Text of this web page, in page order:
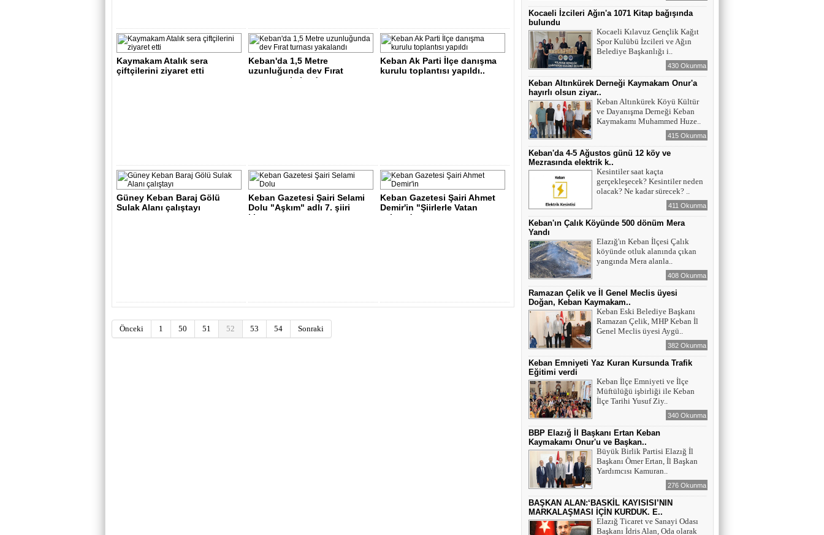
YAZAR - AV. ALİ DEMİR
TUTUKLAMA KARARI
YAZAR-ŞAİR MİRAÇ DOĞAN
Mavi Işık İnsanları
EĞİTİMCİ-YAZAR TUNER
YERLİKAYA
ENGELLİ İNSANLARIN ENGELLİ
YERİNE FAZLA BAKMAK
EĞİTİMCİ - YAZAR : MİDRAN YOKUŞ
DİKİLİ TAŞLAR - 8
Kocaeli İzcileri Ağın'a 1071 Kitap bağışında
bulundu
Kocaeli Kılavuz Gençlik Kağıt
Spor Kulübü İzcileri ve Ağın
Belediye Başkanlığı i..
430 Okunma
Keban Altınkürek Derneği Kaymakam Onur'a
hayırlı olsun ziyar..
Keban Altınkürek Köyü Kültür
ve Dayanışma Derneği Keban
Kaymakamı Muhammed Huze..
415 Okunma
Keban'da 4-5 Ağustos günü 12 köy ve
Mezrasında elektrik k..
Kesintiler saat kaçta
gerçekleşecek? Kesintiler neden
olacak? Ne kadar sürecek? ..
411 Okunma
Keban'ın Çalık Köyünde 500 dönüm Mera
Yandı
Elazığ'ın Keban İlçesi Çalık
köyünde otluk alanında çıkan
yangında Mera alanla..
408 Okunma
Ramazan Çelik ve İl Genel Meclis üyesi
Doğan, Keban Kaymakam..
Keban Eski Belediye Başkanı
Ramazan Çelik, MHP Keban İl
Genel Meclis üyesi Aygü..
382 Okunma
Keban Emniyeti Yaz Kuran Kursunda Trafik
Eğitimi verdi
Keban İlçe Emniyeti ve İlçe
Müftülüğü işbirliği ile Keban
İlçe Tarihi Yusuf Ziy..
340 Okunma
BBP Elazığ İl Başkanı Ertan Keban
Kaymakamı Onur'u ve Başkan..
Büyük Birlik Partisi Elazığ İl
Başkanı Ömer Ertan, İl Başkan
Yardımcısı Kamuran..
276 Okunma
BAŞKAN ALAN:‘BASKİL KAYISISI’NIN
MARKALAŞMASI İÇİN KURDUK. E..
Elazığ Ticaret ve Sanayi Odası
Başkanı İdris Alan, Oda olarak
Kaymakam Atalık sera
çiftçilerini ziyaret etti
Keban'da 1,5 Metre
uzunluğunda dev Fırat
turnası yakalandı..
Keban Ak Parti İlçe danışma
kurulu toplantısı yapıldı..
Güney Keban Baraj Gölü
Sulak Alanı çalıştayı
Keban Gazetesi Şairi Selami
Dolu "Aşkım" adlı 7. şiiri
kita..
Keban Gazetesi Şairi Ahmet
Demir'in "Şiirlerle Vatan
aşkım d..
Önceki 1 50 51 52 53 54 Sonraki